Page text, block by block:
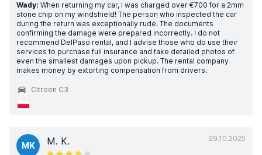
Wady: When returning my car, I was charged over €700 for a 2mm
stone chip on my windshield! The person who inspected the car
during the return was exceptionally rude. The documents
confirming the damage were prepared incorrectly. I do not
recommend DelPaso rental, and I advise those who do use their
services to purchase full insurance and take detailed photos of
even the smallest damages upon pickup. The rental company
makes money by extorting compensation from drivers.
Citroen C3
29.10.2025
MK M. K.